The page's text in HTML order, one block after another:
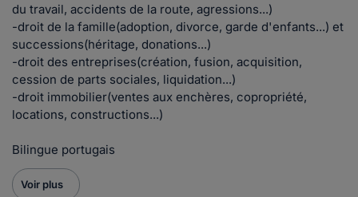
du travail, accidents de la route, agressions...)
-droit de la famille(adoption, divorce, garde d'enfants...) et
successions(héritage, donations...)
-droit des entreprises(création, fusion, acquisition,
cession de parts sociales, liquidation...)
-droit immobilier(ventes aux enchères, copropriété,
locations, constructions...)
Bilingue portugais
Voir plus